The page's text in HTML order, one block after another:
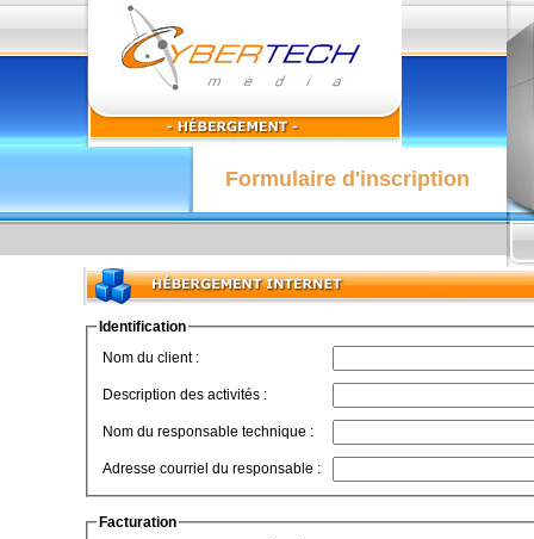
Formulaire d'inscription
Identification
Nom du client :
Description des activités :
Nom du responsable technique :
Adresse courriel du responsable :
Facturation